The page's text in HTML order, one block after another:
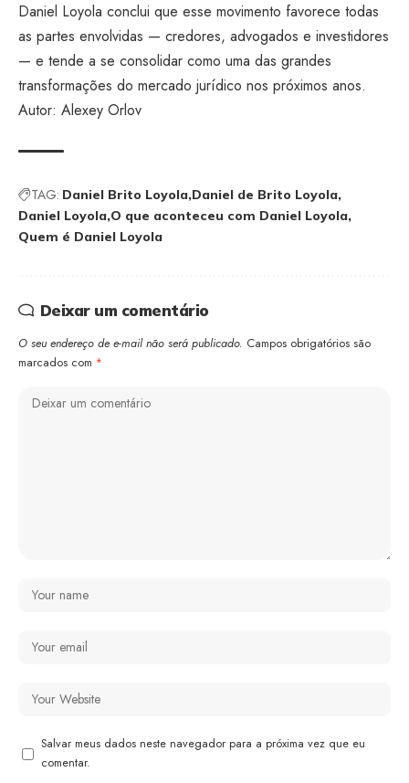
Daniel Loyola conclui que esse movimento favorece todas
as partes envolvidas — credores, advogados e investidores
— e tende a se consolidar como uma das grandes
transformações do mercado jurídico nos próximos anos.
Autor: Alexey Orlov
TAG: Daniel Brito Loyola Daniel de Brito Loyola
Daniel Loyola O que aconteceu com Daniel Loyola
Quem é Daniel Loyola
Deixar um comentário
O seu endereço de e-mail não será publicado. Campos obrigatórios são
marcados com *
Salvar meus dados neste navegador para a próxima vez que eu
comentar.